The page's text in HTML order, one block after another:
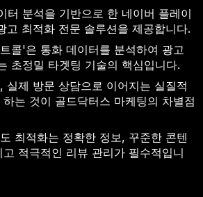
터 분석을 기반으로 한 네이버 플레이
고 최적화 전문 솔루션을 제공합니다.
콜'은 통화 데이터를 분석하여 광고
초정밀 타겟팅 기술의 핵심입니다.
실제 방문 상담으로 이어지는 실질적
는 것이 골드닥터스 마케팅의 차별점
최적화는 정확한 정보, 꾸준한 콘텐
적극적인 리뷰 관리가 필수적입니